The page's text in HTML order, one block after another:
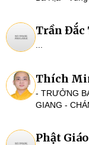
Trần Đắc
Thích
- TRƯỞNG
GIANG -
Phật